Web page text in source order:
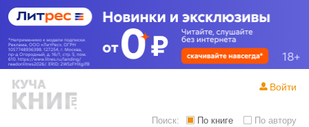
Поиск: По книге По автору
Войти